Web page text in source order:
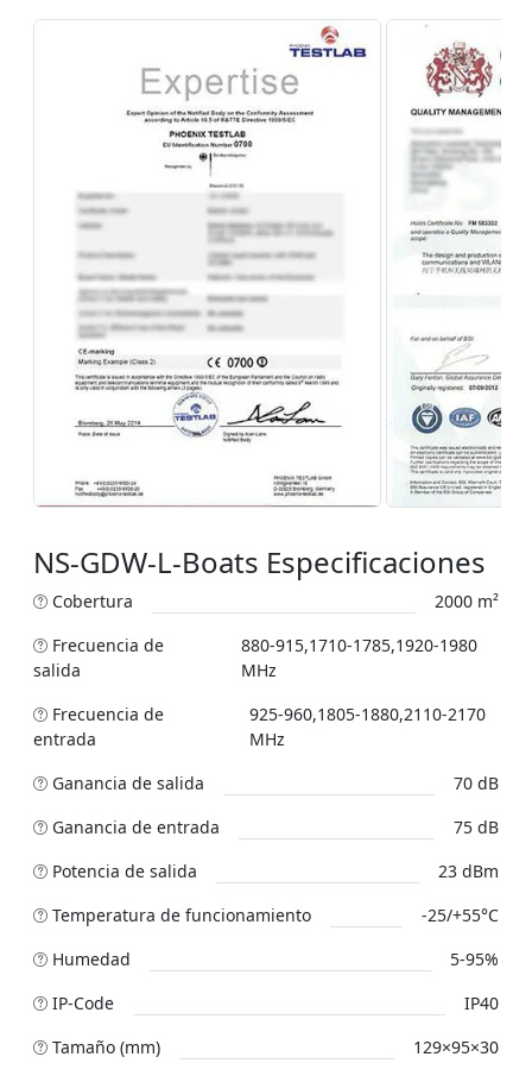
NS-GDW-L-Boats Especificaciones
Cobertura
2000 m²
Frecuencia de
salida
880-915,1710-1785,1920-1980
MHz
Frecuencia de
entrada
925-960,1805-1880,2110-2170
MHz
Ganancia de salida
70 dB
Ganancia de entrada
75 dB
Potencia de salida
23 dBm
Temperatura de funcionamiento
-25/+55°C
Humedad
5-95%
IP-Code
IP40
Tamaño (mm)
129×95×30